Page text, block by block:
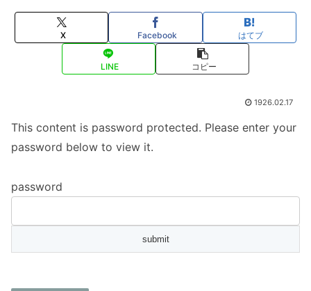
X Facebook はてブ
LINE コピー
1926.02.17
This content is password protected. Please enter your
password below to view it.
password